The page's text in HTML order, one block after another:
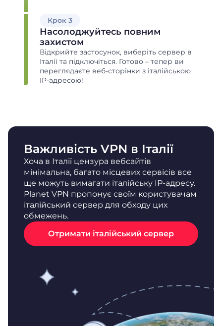
Крок 3
Насолоджуйтесь повним
захистом
Відкрийте застосунок, виберіть сервер в
Італії та підключіться. Готово – тепер ви
переглядаєте веб-сторінки з італійською
IP-адресою!
Важливість VPN в Італії
Хоча в Італії цензура вебсайтів
мінімальна, багато місцевих сервісів все
ще можуть вимагати італійську IP-адресу.
Planet VPN пропонує своїм користувачам
італійський сервер для обходу цих
обмежень.
Отримати італійський сервер